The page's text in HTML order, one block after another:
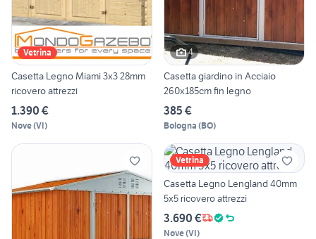
Vetrina
Casetta Legno Miami 3x3 28mm
ricovero attrezzi
1.390 €
Nove(VI)
4
Casetta giardino in Acciaio
260x185cm fin legno
385 €
Bologna (BO)
Vetrina
Casetta Legno Lengland 40mm
5x5 ricovero attrezzi
3.690 €
Nove(VI)